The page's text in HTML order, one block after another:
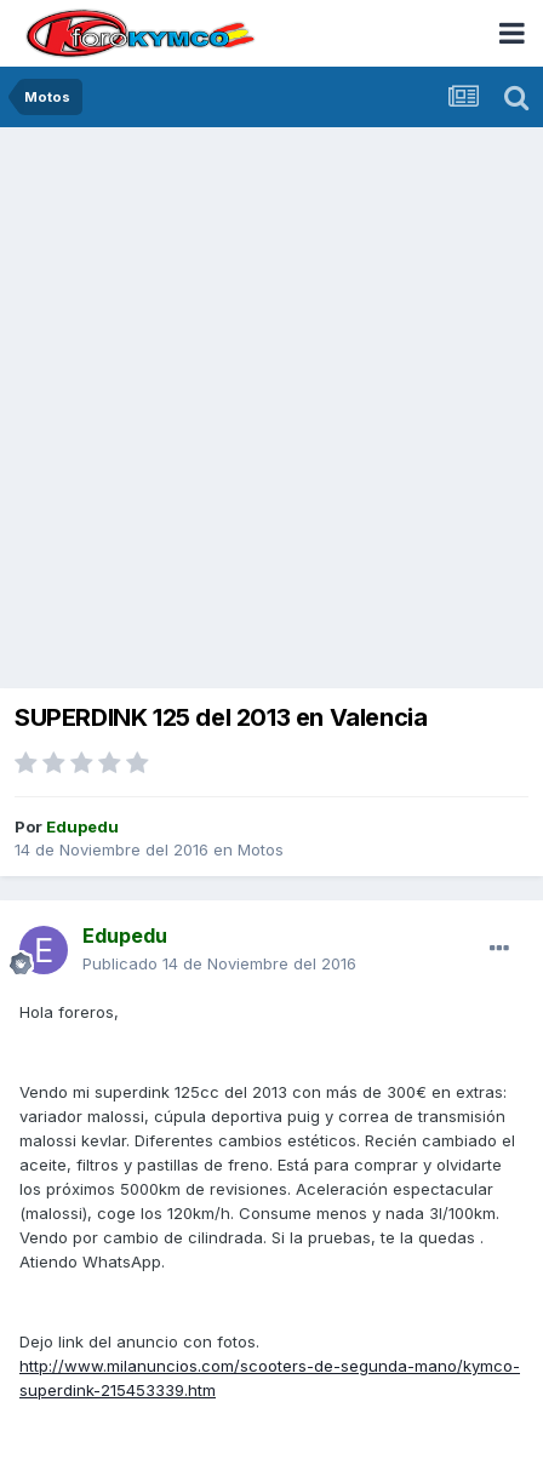
Motos
SUPERDINK 125 del 2013 en Valencia
Por Edupedu
14 de Noviembre del 2016 en Motos
Edupedu
Publicado 14 de Noviembre del 2016
Hola foreros,
Vendo mi superdink 125cc del 2013 con más de 300€ en extras:
variador malossi, cúpula deportiva puig y correa de transmisión
malossi kevlar. Diferentes cambios estéticos. Recién cambiado el
aceite, filtros y pastillas de freno. Está para comprar y olvidarte
los próximos 5000km de revisiones. Aceleración espectacular
(malossi), coge los 120km/h. Consume menos y nada 3l/100km.
Vendo por cambio de cilindrada. Si la pruebas, te la quedas .
Atiendo WhatsApp.
Dejo link del anuncio con fotos.
http://www.milanuncios.com/scooters-de-segunda-mano/kymco-
superdink-215453339.htm